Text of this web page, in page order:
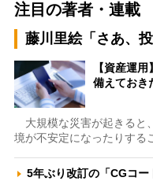
注目の著者・連載
藤川里絵「さあ、
【資産運
備えておき
大規模な災害が起きると
境が不安定になったりする
5年ぶり改訂の「CGコ